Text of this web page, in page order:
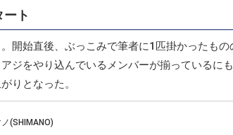
ト
開始直後、ぶっこみで筆者に1匹掛かったもの
ジをやり込んでいるメンバーが揃っているに
りとなった。
(SHIMANO)